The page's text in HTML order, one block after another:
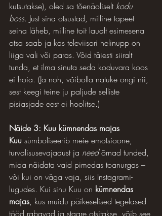
kutsutakse), oled sa tõenäoliselt kodu
boss. Just sina otsustad, milline tapeet
seina läheb, milline toit laualt esimesena
otsa saab ja kas televiisori helinupp on
liiga vali või paras. Võid täiesti siiralt
tunda, et ilma sinuta seda koduvara koos
ei hoia. (Ja noh, võibolla natuke ongi nii,
sest keegi teine ju paljude selliste
pisiasjade eest ei hoolitse.)
Näide 3: Kuu kümnendas majas
Kuu sümboliseerib meie emotsioone,
turvalisusevajadust ja need õrnad tunded,
mida näidata vaid pimedas toanurgas –
või kui on väga vaja, siis Instagrami-
lugudes. Kui sinu Kuu on kümnendas
majas, kus muidu päikeselised tegelased
tööd rabavad ja staare otsitakse, võib see